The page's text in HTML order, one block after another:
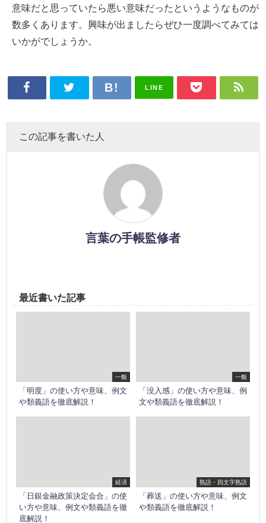
意味だと思っていたら悪い意味だったというようなものが
数多くあります。興味が出ましたらぜひ一度調べてみては
いかがでしょうか。
LINE
この記事を書いた人
言葉の手帳監修者
最近書いた記事
一般
「明度」の使い方や意味、例文
や類義語を徹底解説！
一般
「没入感」の使い方や意味、例
文や類義語を徹底解説！
経済
「日銀金融政策決定会合」の使
い方や意味、例文や類義語を徹
底解説！
熟語・四文字熟語
「葬送」の使い方や意味、例文
や類義語を徹底解説！